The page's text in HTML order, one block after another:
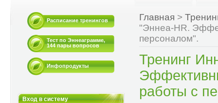
Главная >
"Эннеа-HR.
персоналом".
Тренинг
работы с
Расписание тренингов
Тест по Эннеаграмме,
144 пары вопросов
Инфопродукты
Вход в систему